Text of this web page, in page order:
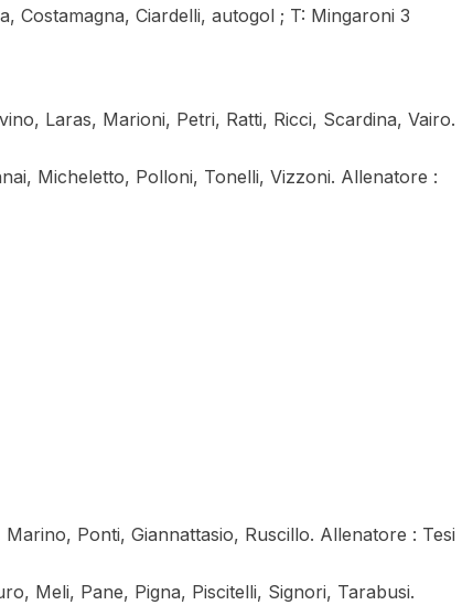
Costamagna, Ciardelli, autogol ; T: Mingaroni 3
Laras, Marioni, Petri, Ratti, Ricci, Scardina, Vairo.
Micheletto, Polloni, Tonelli, Vizzoni. Allenatore :
Ponti, Giannattasio, Ruscillo. Allenatore : Tesi
Meli, Pane, Pigna, Piscitelli, Signori, Tarabusi.